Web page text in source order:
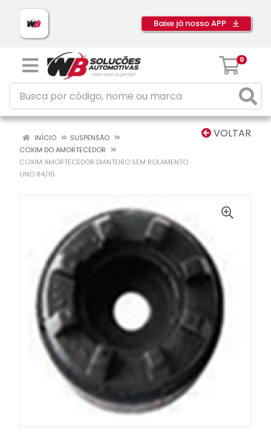
Baixe já nosso APP
0
VOLTAR
INÍCIO
SUSPENSÃO
COXIM DO AMORTECEDOR
COXIM AMORTECEDOR DIANTEIRO SEM ROLAMENTO
UNO 84/16